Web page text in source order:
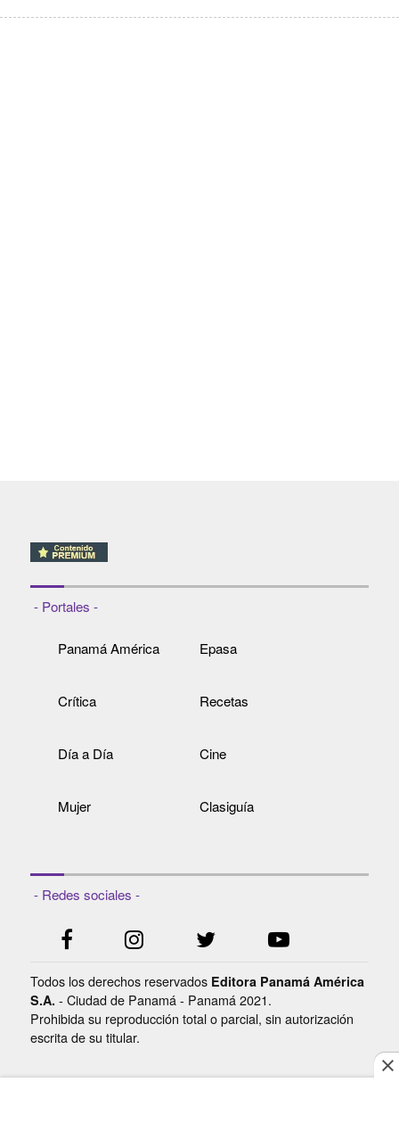
- Portales -
Panamá América Epasa
Crítica Recetas
Día a Día Cine
Mujer Clasiguía
- Redes sociales -
Todos los derechos reservados Editora Panamá América
S.A. - Ciudad de Panamá - Panamá 2021.
Prohibida su reproducción total o parcial, sin autorización
escrita de su titular.